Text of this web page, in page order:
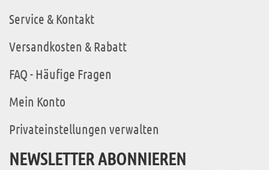
Service & Kontakt
Versandkosten & Rabatt
FAQ - Häufige Fragen
Mein Konto
Privateinstellungen verwalten
NEWSLETTER ABONNIEREN